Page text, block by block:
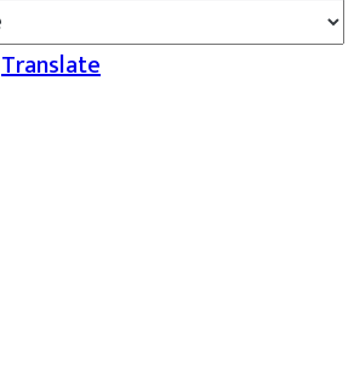
Translate